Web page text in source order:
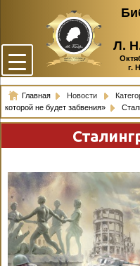
Л.
г.
Главная Новости
которой не будет забвения»